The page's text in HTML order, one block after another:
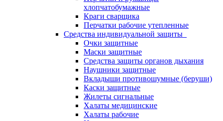
хлопчатобумажные
Краги сварщика
Перчатки рабочие утепленные
Средства индивидуальной защиты
Очки защитные
Маски защитные
Средства защиты органов дыхания
Наушники защитные
Вкладыши противошумные (беруши)
Каски защитные
Жилеты сигнальные
Халаты медицинские
Халаты рабочие